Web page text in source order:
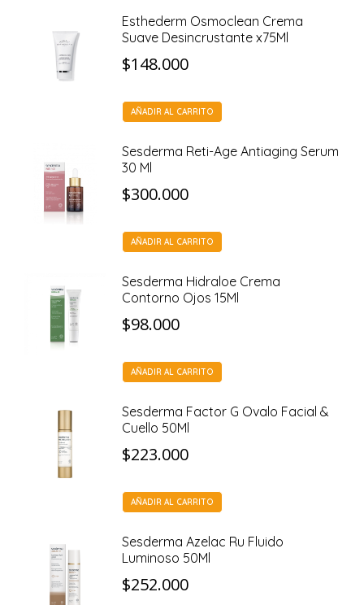
Esthederm Osmoclean Crema
Suave Desincrustante x75Ml
$148.000
AÑADIR AL CARRITO
Sesderma Reti-Age Antiaging Serum
30 Ml
$300.000
AÑADIR AL CARRITO
Sesderma Hidraloe Crema
Contorno Ojos 15Ml
$98.000
AÑADIR AL CARRITO
Sesderma Factor G Ovalo Facial &
Cuello 50Ml
$223.000
AÑADIR AL CARRITO
Sesderma Azelac Ru Fluido
Luminoso 50Ml
$252.000